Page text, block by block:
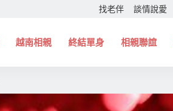
找老伴 談情說愛
越南相親 終結單身 相親聯誼